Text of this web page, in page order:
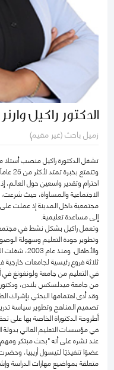
الدكتور راكيل وارنر
زميل باحث (غير مقيم)
تشغل الدكتورة راكيل منصب أستاذ
احترام وتقدير واسعين حول
الاجتماعية والمساواة، حيث
مجتمعية داخل المدينة إذ عملت
إلى مساعدة تعليمية.
وتعمل راكيل بشكل نشط في
وتطوير جودة التعليم وسهولة
والأطفال.
ثلاثة فروع رئيسية لجامعات
في التعليم من جامعة ولونغونغ في
من جامعة ميدلسكس بلندن،
وقد أدى اهتمامها البحثي بإشراك
تصميم المناهج وتطوير سياسة
أطروحة الدكتوراة الخاصة بها على
في مؤسسات التعليم العالي بدولة
عند نشره على أنه "بحث مبتكر
عضوًا تنفيذيًا لتيسول أريبيا،
متعلقة بمواضيع مهارات الدراسة